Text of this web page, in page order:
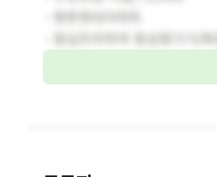
- 점심조리하여 점심챙기기/